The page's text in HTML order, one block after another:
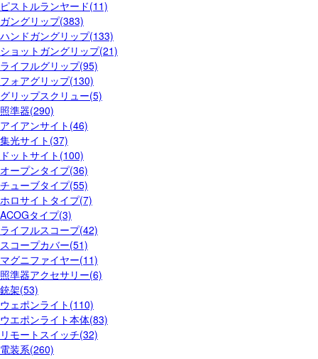
ピストルランヤード(11)
ガングリップ(383)
ハンドガングリップ(133)
ショットガングリップ(21)
ライフルグリップ(95)
フォアグリップ(130)
グリップスクリュー(5)
照準器(290)
アイアンサイト(46)
集光サイト(37)
ドットサイト(100)
オープンタイプ(36)
チューブタイプ(55)
ホロサイトタイプ(7)
ACOGタイプ(3)
ライフルスコープ(42)
スコープカバー(51)
マグニファイヤー(11)
照準器アクセサリー(6)
銃架(53)
ウェポンライト(110)
ウエポンライト本体(83)
リモートスイッチ(32)
電装系(260)